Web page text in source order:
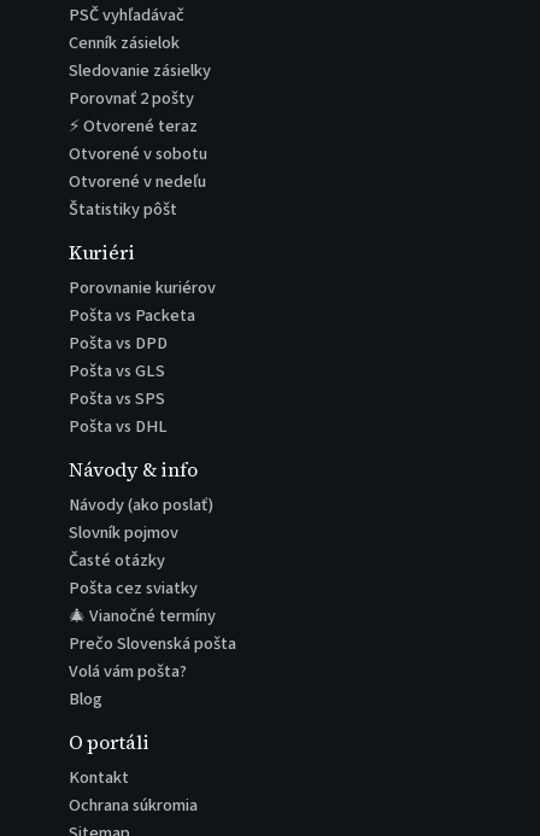
PSČ vyhľadávač
Cenník zásielok
Sledovanie zásielky
Porovnať 2 pošty
⚡ Otvorené teraz
Otvorené v sobotu
Otvorené v nedeľu
Štatistiky pôšt
Kuriéri
Porovnanie kuriérov
Pošta vs Packeta
Pošta vs DPD
Pošta vs GLS
Pošta vs SPS
Pošta vs DHL
Návody & info
Návody (ako poslať)
Slovník pojmov
Časté otázky
Pošta cez sviatky
🎄 Vianočné termíny
Prečo Slovenská pošta
Volá vám pošta?
Blog
O portáli
Kontakt
Ochrana súkromia